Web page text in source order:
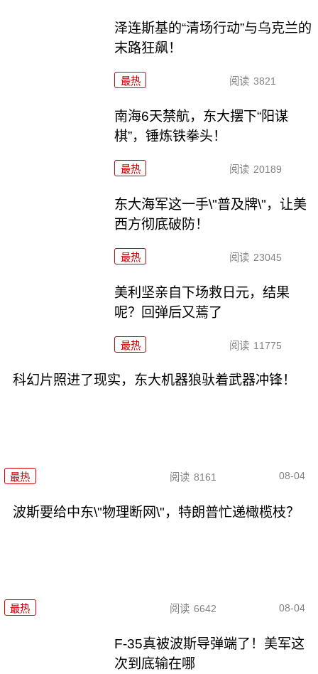
泽连斯基的“清场行动”与乌克兰的
末路狂飙！
最热 阅读 3821
南海6天禁航，东大摆下“阳谋
棋”，锤炼铁拳头！
最热 阅读 20189
东大海军这一手\"普及牌\"，让美
西方彻底破防！
最热 阅读 23045
美利坚亲自下场救日元，结果
呢？回弹后又蔫了
最热 阅读 11775
科幻片照进了现实，东大机器狼驮着武器冲锋！
最热 阅读 8161 08-04
波斯要给中东\"物理断网\"，特朗普忙递橄榄枝？
最热 阅读 6642 08-04
F-35真被波斯导弹端了！美军这
次到底输在哪